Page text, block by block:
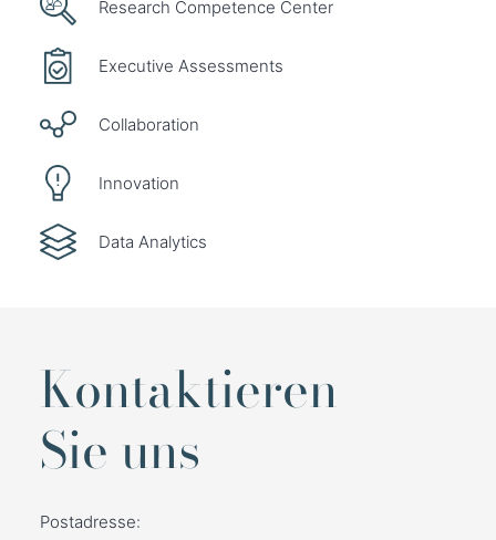
Research Competence Center
Executive Assessments
Collaboration
Innovation
Data Analytics
Kontaktieren
Sie uns
Postadresse: